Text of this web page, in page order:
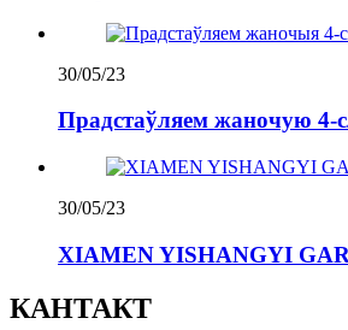
30/05/23
Прадстаўляем жаночую 4-
30/05/23
XIAMEN YISHANGYI
КАНТАКТ